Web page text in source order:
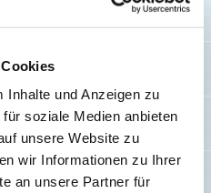
Inhalte und Anzeigen zu
soziale Medien anbieten
unsere Website zu
wir Informationen zu Ihrer
an unsere Partner für